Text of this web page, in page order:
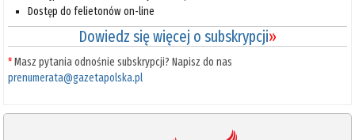
Dostęp do felietonów on-line
Dowiedz się więcej o subskrypcji»
*Masz pytania odnośnie subskrypcji? Napisz do nas
prenumerata@gazetapolska.pl